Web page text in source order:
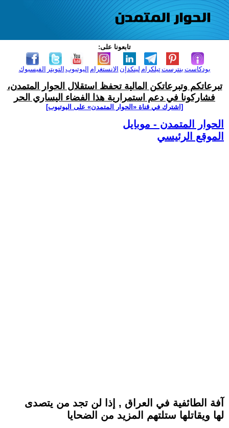
تابعونا على:
الفيسبوك التويتر اليوتيوب الانستغرام لينكدإن تيلكرامبنترست بودكاست
تبرعاتكم وتبرعاتكن المالية تحفظ استقلال الحوار المتمدن،
فشاركونا في دعم استمرارية هذا الفضاء اليساري الحر
[اشترك في قناة ‫«الحوار المتمدن» على اليوتيوب]
الحوار المتمدن - موبايل
الموقع الرئيسي
آفة الطائفية في العراق , إذا لن تجد من يتصدى
لها ويقاتلها ستلتهم المزيد من الضحايا